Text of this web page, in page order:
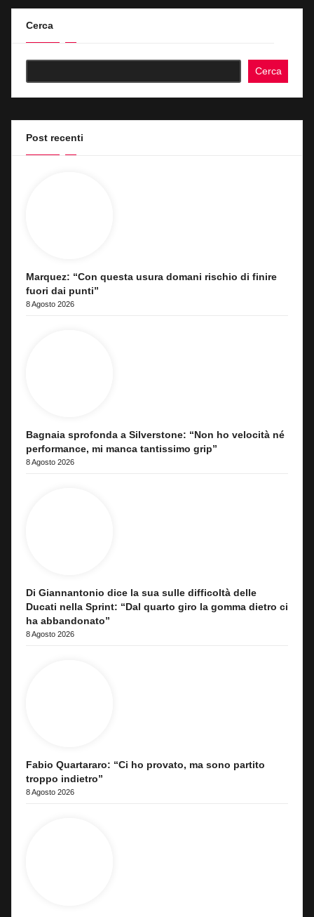
Cerca
Cerca
Post recenti
Marquez: “Con questa usura domani rischio di finire
fuori dai punti”
8 Agosto 2026
Bagnaia sprofonda a Silverstone: “Non ho velocità né
performance, mi manca tantissimo grip”
8 Agosto 2026
Di Giannantonio dice la sua sulle difficoltà delle
Ducati nella Sprint: “Dal quarto giro la gomma dietro ci
ha abbandonato”
8 Agosto 2026
Fabio Quartararo: “Ci ho provato, ma sono partito
troppo indietro”
8 Agosto 2026